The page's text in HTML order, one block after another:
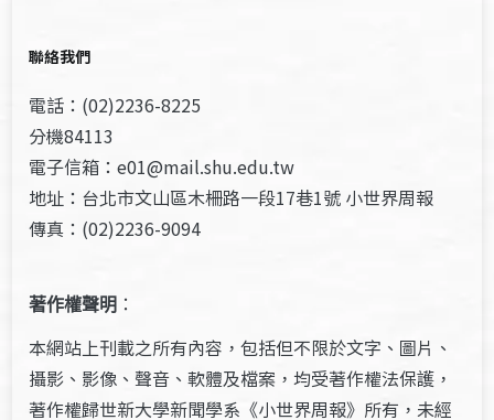
聯絡我們
電話：(02)2236-8225
分機84113
電子信箱：e01@mail.shu.edu.tw
地址：台北市文山區木柵路一段17巷1號 小世界周報
傳真：(02)2236-9094
著作權聲明 ：
本網站上刊載之所有內容，包括但不限於文字、圖片、
攝影、影像、聲音、軟體及檔案，均受著作權法保護，
著作權歸世新大學新聞學系《小世界周報》所有，未經